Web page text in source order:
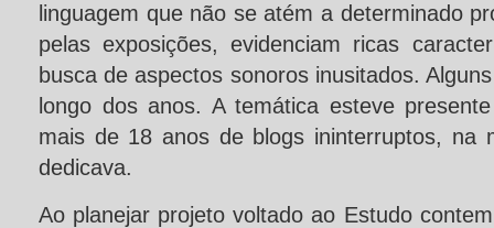
linguagem que não se atém a determinado
pelas exposições, evidenciam ricas
busca de aspectos sonoros inusitados.
longo dos anos. A temática esteve
mais de 18 anos de blogs ininterruptos, na
dedicava.
Ao planejar projeto voltado ao Estudo